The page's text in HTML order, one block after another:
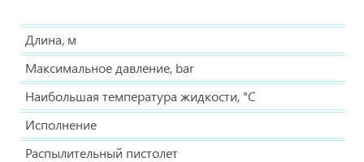
Длина, м
Максимальное давление, bar
Наибольшая температура жидкости, °С
Исполнение
Распылительный пистолет